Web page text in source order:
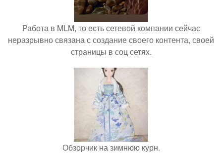
Работа в MLM, то есть сетевой компании сейчас
неразрывно связана с создание своего контента, своей
страницы в соц сетях.
Обзорчик на зимнюю курн.